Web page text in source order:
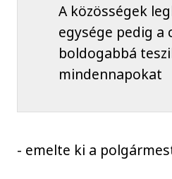
A közösségek
egysége pedig a
boldogabbá
mindennapokat
- emelte ki a